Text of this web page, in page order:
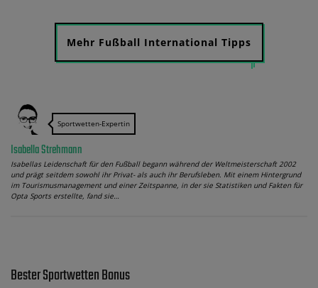
Mehr Fußball International Tipps
Sportwetten-Expertin
Isabella Strehmann
Isabellas Leidenschaft für den Fußball begann während der Weltmeisterschaft 2002
und prägt seitdem sowohl ihr Privat- als auch ihr Berufsleben. Mit einem Hintergrund
im Tourismusmanagement und einer Zeitspanne, in der sie Statistiken und Fakten für
Opta Sports erstellte, fand sie…
Bester Sportwetten Bonus